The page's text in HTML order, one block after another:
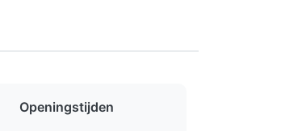
Openingstijden